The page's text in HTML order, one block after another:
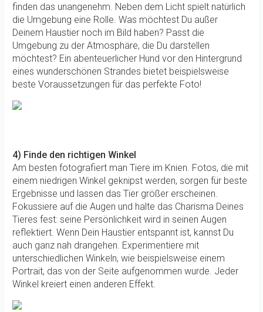
finden das unangenehm. Neben dem Licht spielt natürlich
die Umgebung eine Rolle. Was möchtest Du außer
Deinem Haustier noch im Bild haben? Passt die
Umgebung zu der Atmosphäre, die Du darstellen
möchtest? Ein abenteuerlicher Hund vor den Hintergrund
eines wunderschönen Strandes bietet beispielsweise
beste Voraussetzungen für das perfekte Foto!
4) Finde den richtigen Winkel
Am besten fotografiert man Tiere im Knien. Fotos, die mit
einem niedrigen Winkel geknipst werden, sorgen für beste
Ergebnisse und lassen das Tier größer erscheinen.
Fokussiere auf die Augen und halte das Charisma Deines
Tieres fest: seine Persönlichkeit wird in seinen Augen
reflektiert. Wenn Dein Haustier entspannt ist, kannst Du
auch ganz nah drangehen. Experimentiere mit
unterschiedlichen Winkeln, wie beispielsweise einem
Portrait, das von der Seite aufgenommen wurde. Jeder
Winkel kreiert einen anderen Effekt.